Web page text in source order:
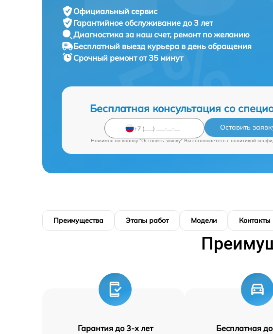
Официальный сервис
Гарантийное обслуживание до 3 лет
Диагностика за наш счет, ремонт по желанию
Бесплатный выезд курьера в день обращения
Срочный ремонтот 35 минут
Бесплатная консультация со
Оставить
Нажимая на кнопку "Оставить заявку" Вы соглашаетесь c политикой
Преимущества Этапы работ Модели Контакты
Гарантия до 3-х лет Бесплатная